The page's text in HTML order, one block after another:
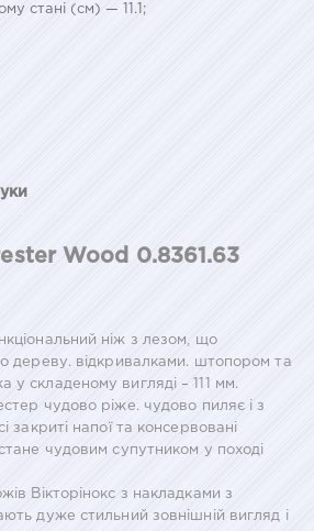
стані (см) — 11.1;
Wood 0.8361.63
ніж з лезом, що
дереву. відкривалками. штопором та
складеному вигляді – 111 мм.
чудово ріже. чудово пиляє і з
закриті напої та консервовані
чудовим супутником у поході
Вікторінокс з накладками з
дуже стильний зовнішній вигляд і